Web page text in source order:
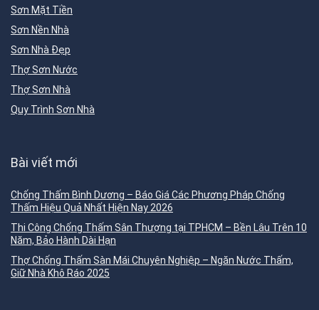
Sơn Mặt Tiền
Sơn Nền Nhà
Sơn Nhà Đẹp
Thợ Sơn Nước
Thợ Sơn Nhà
Quy Trình Sơn Nhà
Bài viết mới
Chống Thấm Bình Dương – Báo Giá Các Phương Pháp Chống
Thấm Hiệu Quả Nhất Hiện Nay 2026
Thi Công Chống Thấm Sân Thượng tại TPHCM – Bền Lâu Trên 10
Năm, Bảo Hành Dài Hạn
Thợ Chống Thấm Sàn Mái Chuyên Nghiệp – Ngăn Nước Thấm,
Giữ Nhà Khô Ráo 2025